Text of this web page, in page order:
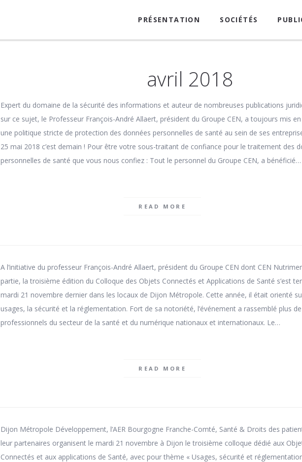
PRÉSENTATION SOCIÉTÉS
avril 2018
Expert du domaine de la sécurité des informations et auteur de nombreuses publications
sur ce sujet, le Professeur François-André Allaert, président du Groupe CEN, a toujours mis
une politique stricte de protection des données personnelles de santé au sein de ses
25 mai 2018 c’est demain ! Pour être votre sous-traitant de confiance pour le traitement des
personnelles de santé que vous nous confiez : Tout le personnel du Groupe CEN, a bénéficié…
READ MORE
A l’initiative du professeur François-André Allaert, président du Groupe CEN dont CEN
partie, la troisième édition du Colloque des Objets Connectés et Applications de Santé s’est
mardi 21 novembre dernier dans les locaux de Dijon Métropole. Cette année, il était orienté
usages, la sécurité et la réglementation. Fort de sa notoriété, l’événement a rassemblé plus
professionnels du secteur de la santé et du numérique nationaux et internationaux. Le…
READ MORE
Dijon Métropole Développement, l’AER Bourgogne Franche-Comté, Santé & Droits des
leur partenaires organisent le mardi 21 novembre à Dijon le troisième colloque dédié aux
Connectés et aux applications de Santé, avec pour thème « Usages, sécurité et